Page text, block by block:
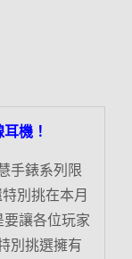
機！
手錶系列限
別挑在本月
讓各位玩家
別挑選擁有